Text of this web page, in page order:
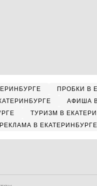
ПРОБКИ В
АФИША
ТУРИЗМ В
РЕКЛАМА В ЕКАТЕРИНБУРГЕ